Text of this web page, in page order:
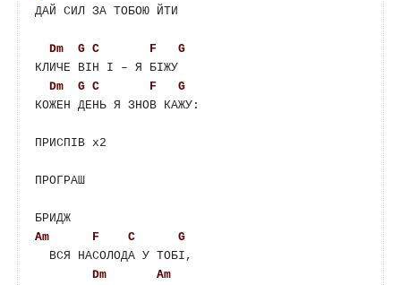
ДАЙ СИЛ ЗА ТОБОЮ ЙТИ
Dm G C F
G
КЛИЧЕ ВІН І – Я БІЖУ
Dm
G C F
G
КОЖЕН ДЕНЬ Я ЗНОВ КАЖУ:
ПРИСПІВ х2
ПРОГРАШ
БРИДЖ
Am
F C
G
Dm
Am